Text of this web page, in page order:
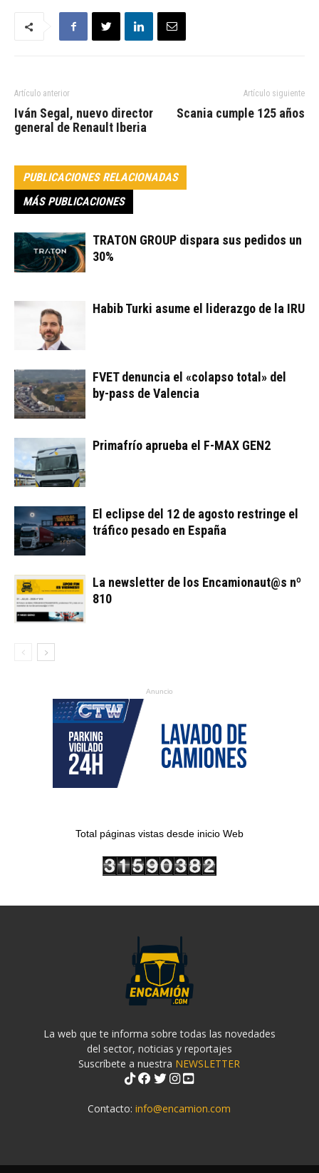
Artículo anterior
Iván Segal, nuevo director
general de Renault Iberia
Artículo siguiente
Scania cumple 125 años
PUBLICACIONES RELACIONADAS
MÁS PUBLICACIONES
TRATON GROUP dispara sus pedidos un
30%
Habib Turki asume el liderazgo de la IRU
FVET denuncia el «colapso total» del
by-pass de Valencia
Primafrío aprueba el F-MAX GEN2
El eclipse del 12 de agosto restringe el
tráfico pesado en España
La newsletter de los Encamionaut@s nº
810
Anuncio
Total páginas vistas desde inicio Web
La web que te informa sobre todas las novedades
del sector, noticias y reportajes
Suscríbete a nuestra NEWSLETTER
Contacto:info@encamion.com